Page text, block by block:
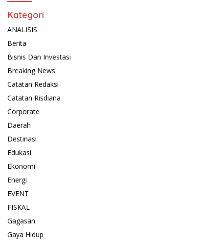
Kategori
ANALISIS
Berita
Bisnis Dan Investasi
Breaking News
Catatan Redaksi
Catatan Risdiana
Corporate
Daerah
Destinasi
Edukasi
Ekonomi
Energi
EVENT
FISKAL
Gagasan
Gaya Hidup